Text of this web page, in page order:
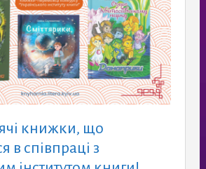
книжки, що
в співпраці з